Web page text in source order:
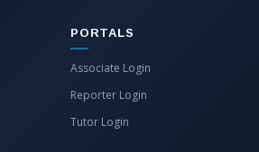
PORTALS
Associate Login
Reporter Login
Tutor Login